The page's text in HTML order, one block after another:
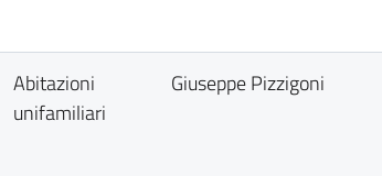
Abitazioni
unifamiliari
Giuseppe Pizzigoni